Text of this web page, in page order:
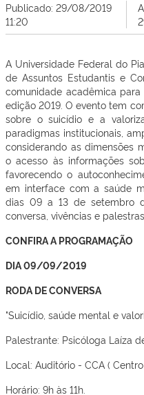
Publicado: 29/08/2019
11:20
A Universidade Federal do
de Assuntos Estudantis e
comunidade acadêmica
edição 2019. O evento tem
sobre o suicídio e a
paradigmas institucionais,
considerando as dimensões
o acesso às informações
favorecendo o
em interface com a saúde
dias 09 a 13 de setembro
conversa, vivências e palestras.
CONFIRA A PROGRAMAÇÃO
DIA 09/09/2019
RODA DE CONVERSA
"Suicídio, saúde mental e
Palestrante: Psicóloga Laíza
Local: Auditório - CCA (
Horário: 9h às 11h.